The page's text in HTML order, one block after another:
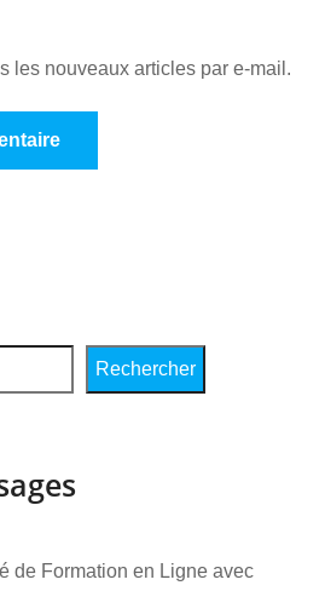
les nouveaux articles par e-mail.
Rechercher
de Formation en Ligne avec